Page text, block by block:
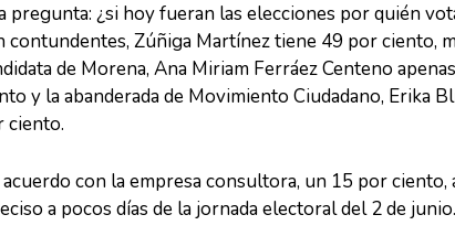
pregunta: ¿si hoy fueran las elecciones por quién
contundentes, Zúñiga Martínez tiene 49 por ciento,
de Morena, Ana Miriam Ferráez Centeno
y la abanderada de Movimiento Ciudadano, Erika
ciento.
acuerdo con la empresa consultora, un 15 por ciento,
a pocos días de la jornada electoral del 2 de junio.